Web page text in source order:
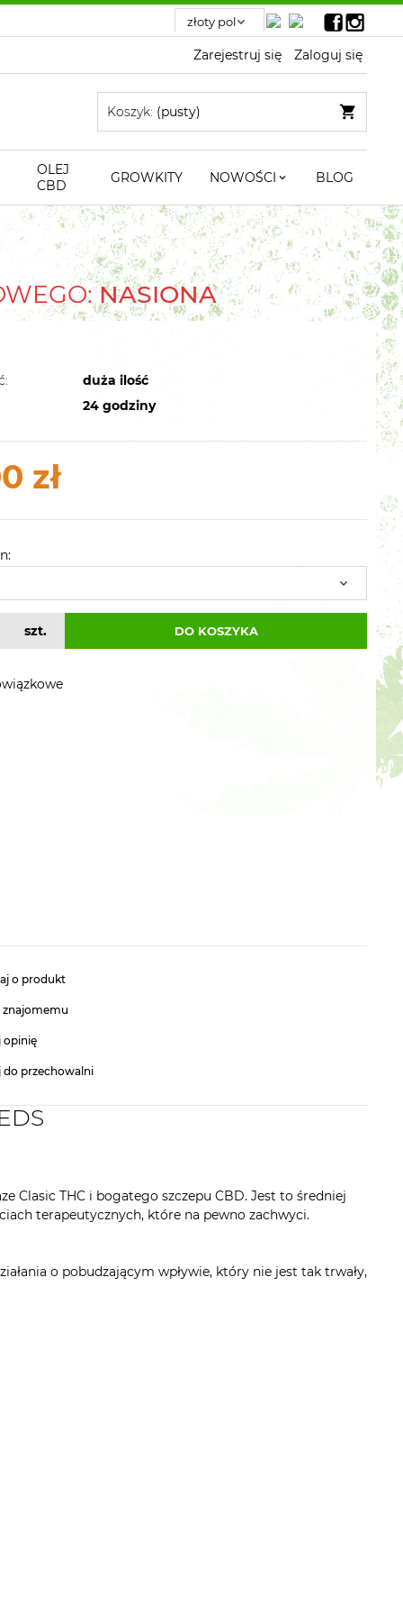
Zarejestruj się Zaloguj się
Koszyk: (pusty)
OLEJ
CBD
GROWKITY NOWOŚCI BLOG
NASIONA
duża ilość
24 godziny
zł
szt. DO KOSZYKA
o produkt
znajomemu
opinię
do przechowalni
Clasic THC i bogatego szczepu CBD. Jest to średniej
terapeutycznych, które na pewno zachwyci.
o pobudzającym wpływie, który nie jest tak trwały,